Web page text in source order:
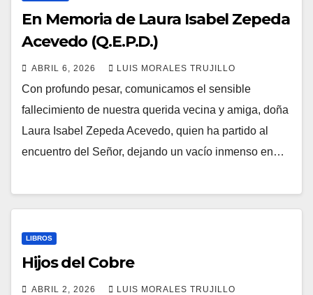
En Memoria de Laura Isabel Zepeda
Acevedo (Q.E.P.D.)
ABRIL 6, 2026 LUIS MORALES TRUJILLO
Con profundo pesar, comunicamos el sensible
fallecimiento de nuestra querida vecina y amiga, doña
Laura Isabel Zepeda Acevedo, quien ha partido al
encuentro del Señor, dejando un vacío inmenso en…
LIBROS
Hijos del Cobre
ABRIL 2, 2026 LUIS MORALES TRUJILLO